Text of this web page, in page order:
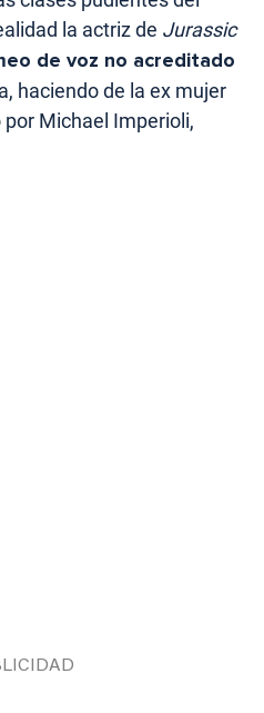
la actriz de Jurassic
de voz no acreditado
haciendo de la ex mujer
Michael Imperioli,